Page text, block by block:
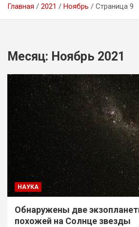
Главная 2021 Ноябрь Страница 9
Месяц: Ноябрь 2021
НАУКА
Обнаружены две
похожей на Солнце звезды